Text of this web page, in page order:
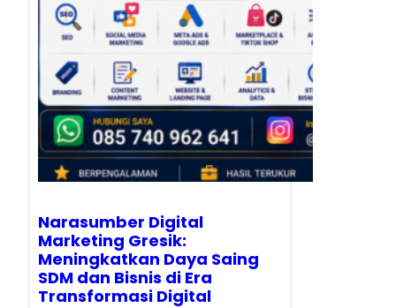
Narasumber Digital
Marketing Gresik:
Meningkatkan Daya Saing
SDM dan Bisnis di Era
Transformasi Digital